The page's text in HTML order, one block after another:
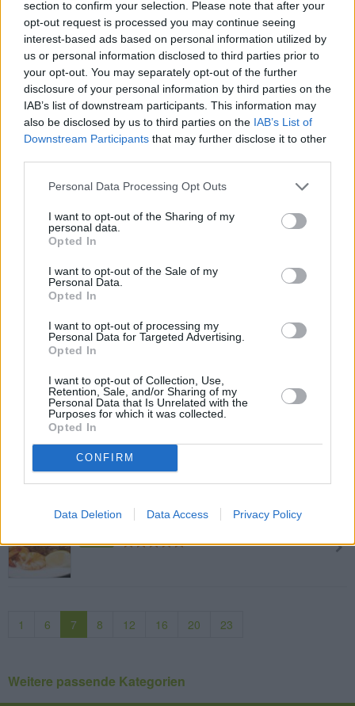
section to confirm your selection. Please note that after your
opt-out request is processed you may continue seeing
interest-based ads based on personal information utilized by
us or personal information disclosed to third parties prior to
your opt-out. You may separately opt-out of the further
disclosure of your personal information by third parties on the
IAB’s list of downstream participants. This information may
also be disclosed by us to third parties on the IAB’s List of
Downstream Participants that may further disclose it to other
Personal Data Processing Opt Outs
I want to opt-out of the Sharing of my
personal data.
Opted In
I want to opt-out of the Sale of my
Personal Data.
Opted In
I want to opt-out of processing my
Personal Data for Targeted Advertising.
Opted In
I want to opt-out of Collection, Use,
Retention, Sale, and/or Sharing of my
Personal Data that Is Unrelated with the
Purposes for which it was collected.
Opted In
CONFIRM
Data Deletion Data Access Privacy Policy
Topfenkuchen mit Baiserhaube
Leicht
Schweinefilet vom Grill
Leicht
Leicht
Gegrillte Rehkeule
Mittel
Mittel
Gefüllte Calamari mit Schafkäse
Mittel
Gegrilltes Steak mit Garnelen
Leicht
1 6 7 8 12 16 20 23
Weitere passende Kategorien